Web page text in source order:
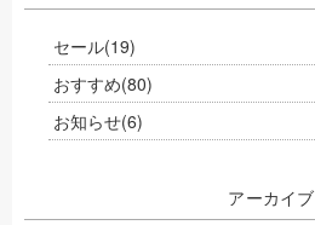
セール(19)
おすすめ(80)
お知らせ(6)
アーカイブ